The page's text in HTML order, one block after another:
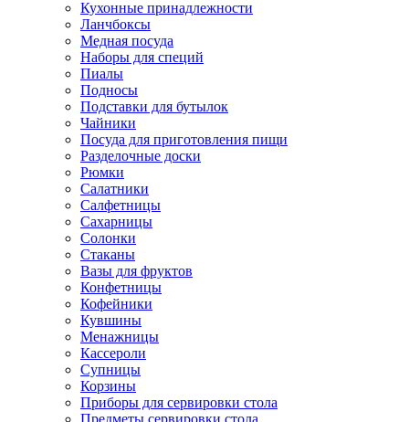
Кухонные принадлежности
Ланчбоксы
Медная посуда
Наборы для специй
Пиалы
Подносы
Подставки для бутылок
Чайники
Посуда для приготовления пищи
Разделочные доски
Рюмки
Салатники
Салфетницы
Сахарницы
Солонки
Стаканы
Вазы для фруктов
Конфетницы
Кофейники
Кувшины
Менажницы
Кассероли
Супницы
Корзины
Приборы для сервировки стола
Предметы сервировки стола